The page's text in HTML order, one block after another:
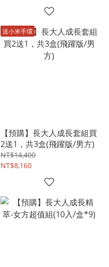
送小米手環
【預購】長大人成長套組買
2送1，共3盒(飛躍版/男方)
NT$14,400
NT$8,160